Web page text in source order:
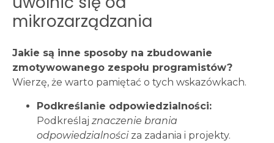
mikrozarządzania
Jakie są inne sposoby na zbudowanie
zmotywowanego zespołu programistów?
Wierzę, że warto pamiętać o tych wskazówkach.
Podkreślanie odpowiedzialności:
Podkreślaj znaczenie brania
odpowiedzialnościza zadania i projekty.